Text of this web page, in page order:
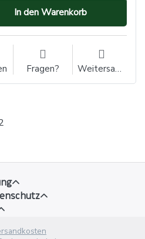
In den Warenkorb
Fragen? Weitersagen